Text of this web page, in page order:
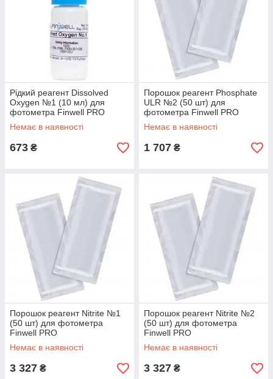
Рідкий реагент Dissolved
Oxygen №1 (10 мл) для
фотометра Finwell PRO
Немає в наявності
673 ₴
Порошок реагент Phosphate
ULR №2 (50 шт) для
фотометра Finwell PRO
Немає в наявності
1 707 ₴
Порошок реагент Nitrite №1
(50 шт) для фотометра
Finwell PRO
Немає в наявності
3 327 ₴
Порошок реагент Nitrite №2
(50 шт) для фотометра
Finwell PRO
Немає в наявності
3 327 ₴